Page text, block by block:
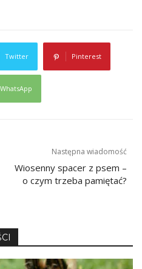
Twitter Pinterest
WhatsApp
Następna wiadomość
Wiosenny spacer z psem –
o czym trzeba pamiętać?